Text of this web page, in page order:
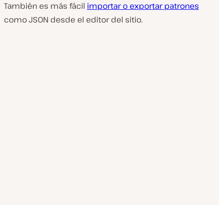
También es más fácil importar o exportar patrones
como JSON desde el editor del sitio.